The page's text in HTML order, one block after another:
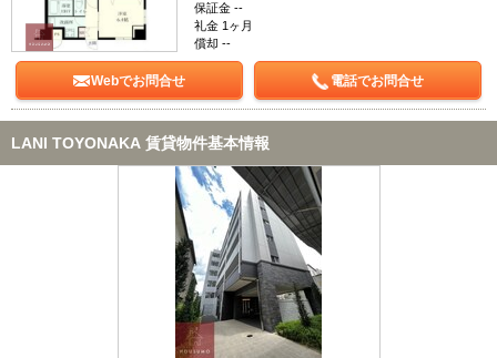
保証金 --
礼金 1ヶ月
償却 --
Webでお問合せ 電話でお問合せ
LANI TOYONAKA 賃貸物件基本情報